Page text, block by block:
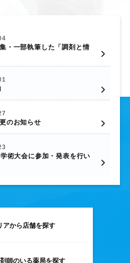
・一部執筆した「調剤と情
のお知らせ
術大会に参加・発表を行い
アから店舗を探す
師のいる薬局を探す